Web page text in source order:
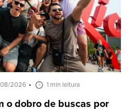
2026 1 min leitura
o dobro de buscas por